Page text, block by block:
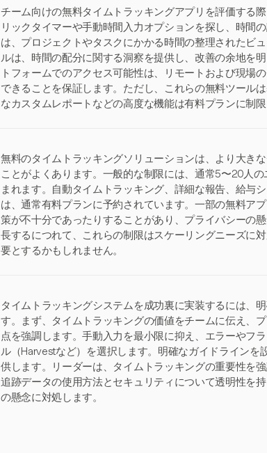
チーム向けの無料タイムトラッキングアプリを評価する
リックタイマーや手動時間入力オプションを探し、時間
は、プロジェクトやタスクにかかる時間の整理されたビ
ルは、時間の配分に関する洞察を提供し、改善の余地を
トフォームでのアクセス可能性は、リモートおよび現場
できることを保証します。ただし、これらの無料ツール
なカスタムレポートなどの高度な機能は有料プランに制
無料のタイムトラッキングソリューションは、より大き
ことがよくあります。一般的な制限には、通常5〜20人
まれます。自動タイムトラッキング、詳細な報告、給与
は、通常有料プランに予約されています。一部の無料ア
策が不十分であったりすることがあり、プライバシーの
長するにつれて、これらの制限はスケーリングニーズに
要とするかもしれません。
タイムトラッキングシステムを成功裏に実装するには、
す。まず、タイムトラッキングの価値をチームに伝え、
点を強調します。手動入力を最小限に抑え、エラーやフ
ル（Harvestなど）を選択します。明確なガイドライン
供します。リーダーは、タイムトラッキングの重要性を
追跡データの使用方法とセキュリティについて透明性を
の懸念に対処します。